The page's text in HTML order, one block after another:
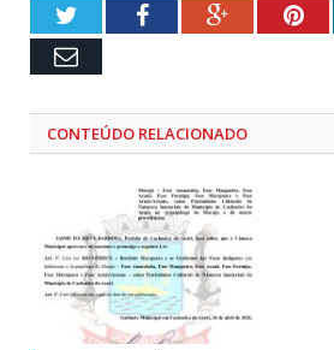
TwitterFacebookGoogle+
Email
CONTEÚDO RELACIONADO